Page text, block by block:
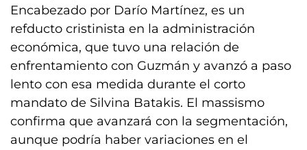
Encabezado por Darío Martínez, es un
refducto cristinista en la administración
económica, que tuvo una relación de
enfrentamiento con Guzmán y avanzó a paso
lento con esa medida durante el corto
mandato de Silvina Batakis. El massismo
confirma que avanzará con la segmentación,
aunque podría haber variaciones en el